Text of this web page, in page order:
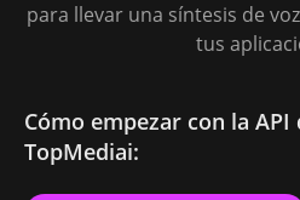
para llevar una síntesis de
tus
Cómo empezar con la API
TopMediai: